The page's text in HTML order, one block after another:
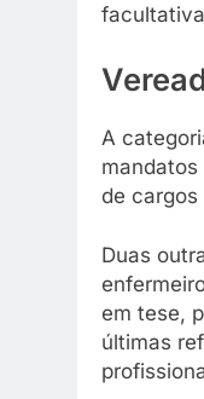
A
de
Duas
em tese,
últimas